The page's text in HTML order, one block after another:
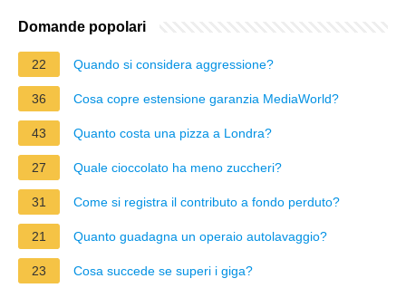
Domande popolari
22 Quando si considera aggressione?
36 Cosa copre estensione garanzia MediaWorld?
43 Quanto costa una pizza a Londra?
27 Quale cioccolato ha meno zuccheri?
31 Come si registra il contributo a fondo perduto?
21 Quanto guadagna un operaio autolavaggio?
23 Cosa succede se superi i giga?